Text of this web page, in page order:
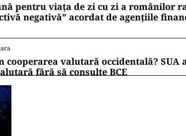
pentru viața de zi cu zi a românilor
negativă” acordat de agențiile
cooperarea valutară occidentală? SUA
fără să consulte BCE